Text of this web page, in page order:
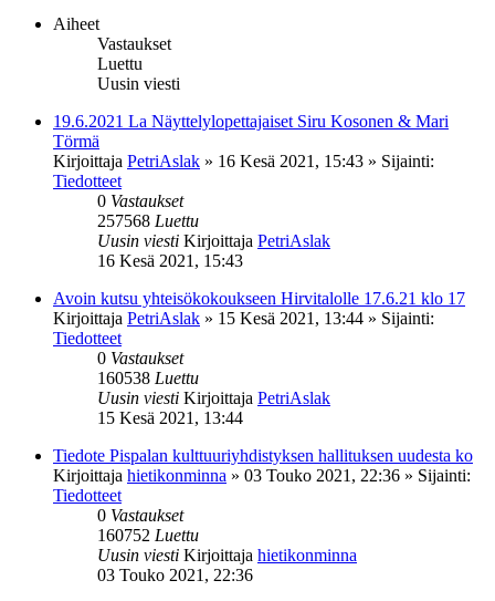
Aiheet
Vastaukset
Luettu
Uusin viesti
19.6.2021 La Näyttelylopettajaiset Siru Kosonen & Mari
Törmä
Kirjoittaja PetriAslak » 16 Kesä 2021, 15:43 » Sijainti:
Tiedotteet
0 Vastaukset
257568 Luettu
Uusin viesti Kirjoittaja PetriAslak
16 Kesä 2021, 15:43
Avoin kutsu yhteisökokoukseen Hirvitalolle 17.6.21 klo 17
Kirjoittaja PetriAslak » 15 Kesä 2021, 13:44 » Sijainti:
Tiedotteet
0 Vastaukset
160538 Luettu
Uusin viesti Kirjoittaja PetriAslak
15 Kesä 2021, 13:44
Tiedote Pispalan kulttuuriyhdistyksen hallituksen uudesta ko
Kirjoittaja hietikonminna » 03 Touko 2021, 22:36 » Sijainti:
Tiedotteet
0 Vastaukset
160752 Luettu
Uusin viesti Kirjoittaja hietikonminna
03 Touko 2021, 22:36